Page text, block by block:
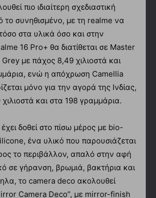
πιο ιδιαίτερη σχεδιαστική
το συνηθισμένο, με τη realme να
στα υλικά όσο και στην
16 Pro+ θα διατίθεται σε Master
με πάχος 8,49 χιλιοστά και
ενώ η απόχρωση Camellia
μόνο για την αγορά της Ινδίας,
και στα 198 γραμμάρια.
έχει δοθεί στο πίσω μέρος με bio-
ένα υλικό που παρουσιάζεται
το περιβάλλον, απαλό στην αφή
σε γήρανση, βρωμιά, βακτήρια και
το camera deco ακολουθεί
Camera Deco”, με mirror-finish